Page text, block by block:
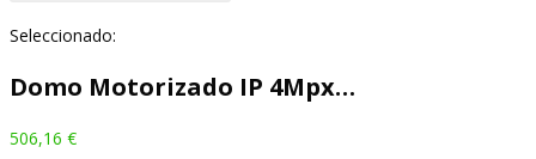
esta
web
Seleccionado:
Domo Motorizado IP 4Mpx…
506,16 €